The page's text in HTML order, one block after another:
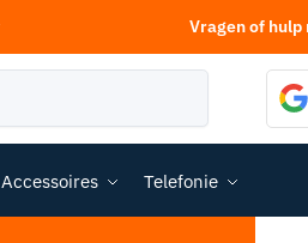
Vragen of
Accessoires Telefonie